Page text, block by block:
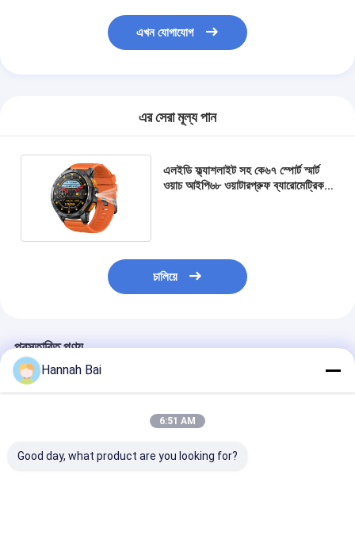
এখন যোগাযোগ
এর সেরা মূল্য পান
এলইডি ফ্ল্যাশলাইট সহ কে৬৭ স্পোর্ট স্মার্ট
ওয়াচ আইপি৬৮ ওয়াটারপ্রুফ ব্যারোমেট্রিক
চালিয়ে
প্রস্তাবিত পণ্য
Hannah Bai
6:51 AM
Good day, what product are you looking for?